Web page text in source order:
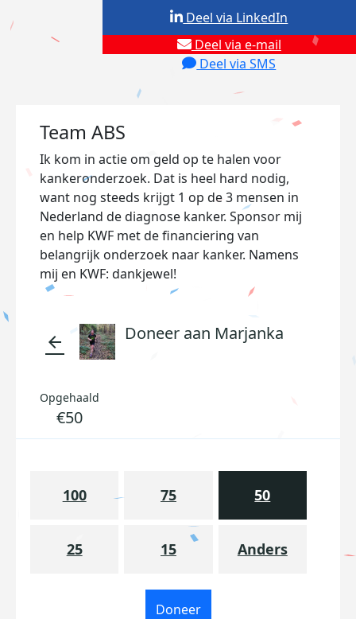
Deel via e-mail
Deel via SMS
Deel via LinkedIn
Team ABS
Ik kom in actie om geld op te halen voor
kankeronderzoek. Dat is heel hard nodig,
want nog steeds krijgt 1 op de 3 mensen in
Nederland de diagnose kanker. Sponsor mij
en help KWF met de financiering van
belangrijk onderzoek naar kanker. Namens
mij en KWF: dankjewel!
arrow_back Doneer aan Marjanka
Opgehaald
€50
100 75 50
25 15 Anders
Doneer